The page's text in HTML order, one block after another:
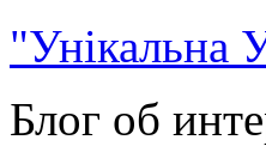
"Унікальна
Блог об